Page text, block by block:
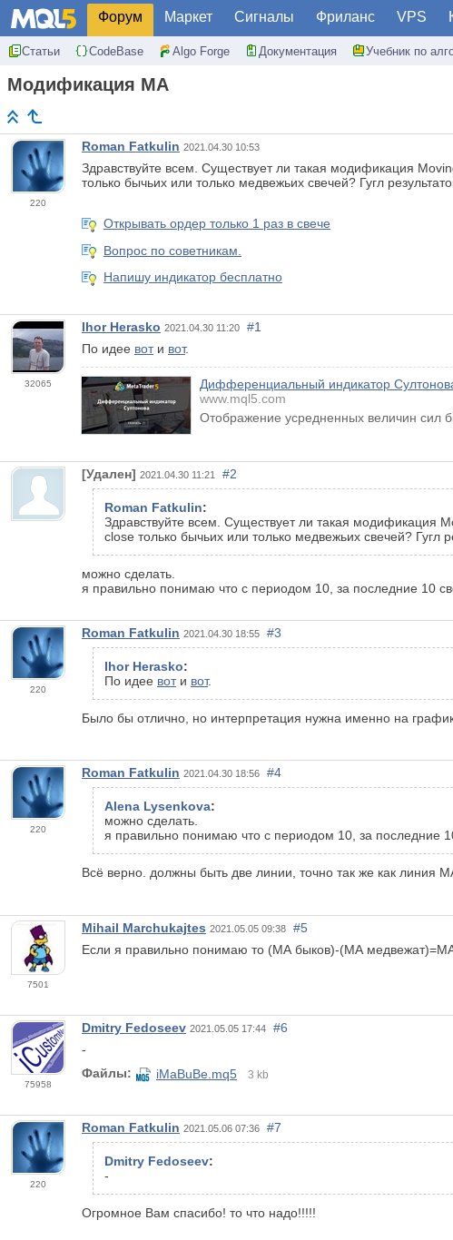
Форум Маркет Сигналы Фриланс VPS
Статьи CodeBase Algo Forge Документация Учебник по
Модификация MA
220
Roman Fatkulin 2021.04.30 10:53
Здравствуйте всем. Существует ли такая модификация
только бычьих или только медвежьих свечей? Гугл
Открывать ордер только 1 раз в свече
Вопрос по советникам.
Напишу индикатор бесплатно
32065
Ihor Herasko 2021.04.30 11:20
#1
По идее воти вот.
Дифференциальный индикатор
www.mql5.com
Отображение усредненных величин сил
[Удален] 2021.04.30 11:21 #2
Roman Fatkulin:
Здравствуйте всем. Существует ли такая модификация
close только бычьих или только медвежьих свечей?
можно сделать.
я правильно понимаю что с периодом 10, за последние 10
220
Roman Fatkulin 2021.04.30 18:55 #3
Ihor Herasko:
По идее воти вот.
Было бы отлично, но интерпретация нужна именно на
220
Roman Fatkulin 2021.04.30 18:56 #4
Alena Lysenkova:
можно сделать.
я правильно понимаю что с периодом 10, за последние
Всё верно. должны быть две линии, точно так же как линия
7501
Mihail Marchukajtes 2021.05.05 09:38
#5
Если я правильно понимаю то (МА быков)-(МА медвежат)=МА
75958
Dmitry Fedoseev 2021.05.05 17:44
#6
-
Файлы:
iMaBuBe.mq5 3 kb
220
Roman Fatkulin 2021.05.06 07:36 #7
Dmitry Fedoseev:
-
Огромное Вам спасибо! то что надо!!!!!